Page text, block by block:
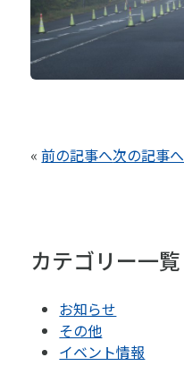
«前の記事へ次の記事へ
カテゴリー一覧
お知らせ
その他
イベント情報